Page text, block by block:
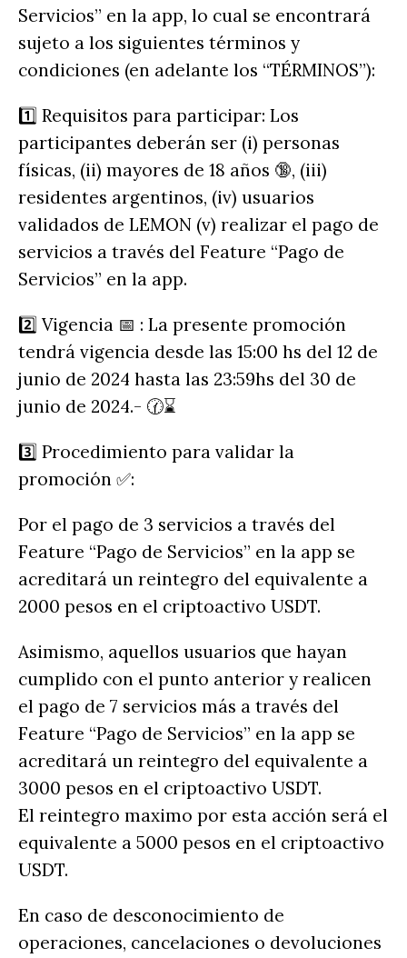
Servicios” en la app, lo cual se encontrará
sujeto a los siguientes términos y
condiciones (en adelante los “TÉRMINOS”):
1️⃣ Requisitos para participar: Los
participantes deberán ser (i) personas
físicas, (ii) mayores de 18 años 🔞, (iii)
residentes argentinos, (iv) usuarios
validados de LEMON (v) realizar el pago de
servicios a través del Feature “Pago de
Servicios” en la app.
2️⃣ Vigencia 📅 : La presente promoción
tendrá vigencia desde las 15:00 hs del 12 de
junio de 2024 hasta las 23:59hs del 30 de
junio de 2024.- 🕜⌛
3️⃣ Procedimiento para validar la
promoción ✅:
Por el pago de 3 servicios a través del
Feature “Pago de Servicios” en la app se
acreditará un reintegro del equivalente a
2000 pesos en el criptoactivo USDT.
Asimismo, aquellos usuarios que hayan
cumplido con el punto anterior y realicen
el pago de 7 servicios más a través del
Feature “Pago de Servicios” en la app se
acreditará un reintegro del equivalente a
3000 pesos en el criptoactivo USDT.
El reintegro maximo por esta acción será el
equivalente a 5000 pesos en el criptoactivo
USDT.
En caso de desconocimiento de
operaciones, cancelaciones o devoluciones